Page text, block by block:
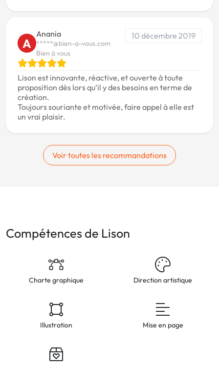
A
Anania
*****@bien-a-vous.com
Bien à vous
10 décembre 2019
Lison est innovante, réactive, et ouverte à toute
proposition dès lors qu’il y des besoins en terme de
création.
Toujours souriante et motivée, faire appel à elle est
un vrai plaisir.
Voir toutes les recommandations
Compétences de Lison
Charte graphique Direction artistique
Illustration Mise en page